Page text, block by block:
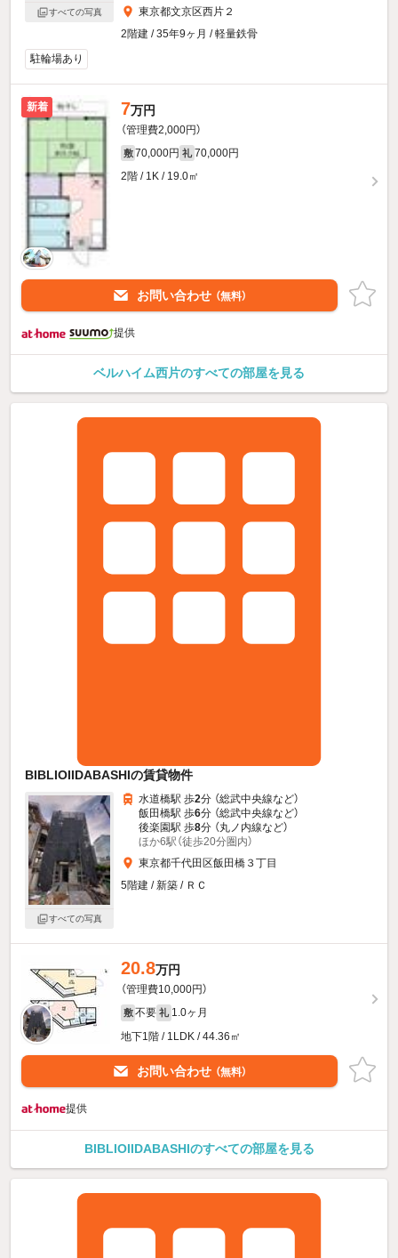
すべての写真
東京都文京区西片２
2階建 / 35年9ヶ月 / 軽量鉄骨
駐輪場あり
新着 7万円
（管理費2,000円）
敷 70,000円 礼 70,000円
2階 / 1K / 19.0㎡
お問い合わせ （無料）
提供
ベルハイム西片のすべての部屋を見る
BIBLIOIIDABASHIの賃貸物件
すべての写真
水道橋駅 歩2分 （総武中央線など）
飯田橋駅 歩6分 （総武中央線など）
後楽園駅 歩8分 （丸ノ内線など）
ほか6駅（徒歩20分圏内）
東京都千代田区飯田橋３丁目
5階建 / 新築 / ＲＣ
20.8万円
（管理費10,000円）
敷 不要 礼 1.0ヶ月
地下1階 / 1LDK / 44.36㎡
お問い合わせ （無料）
提供
BIBLIOIIDABASHIのすべての部屋を見る